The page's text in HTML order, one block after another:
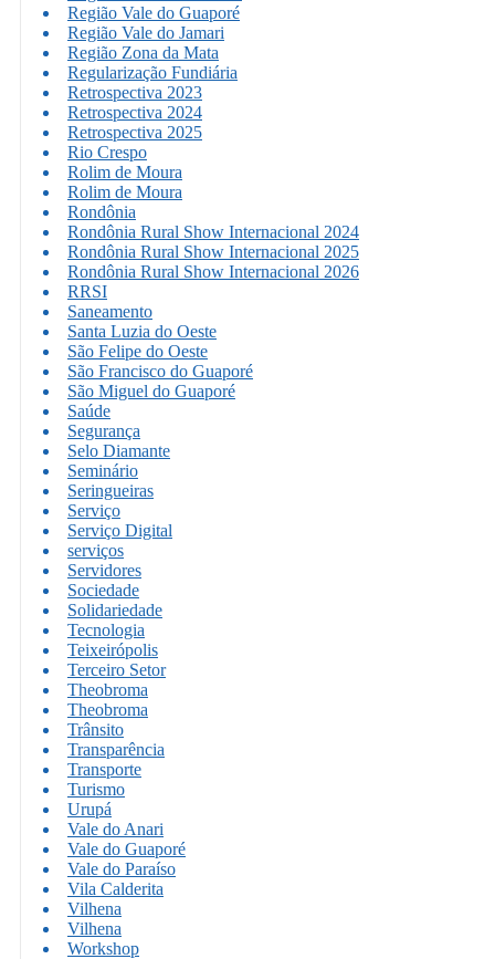
Região Vale do Guaporé
Região Vale do Jamari
Região Zona da Mata
Regularização Fundiária
Retrospectiva 2023
Retrospectiva 2024
Retrospectiva 2025
Rio Crespo
Rolim de Moura
Rolim de Moura
Rondônia
Rondônia Rural Show Internacional 2024
Rondônia Rural Show Internacional 2025
Rondônia Rural Show Internacional 2026
RRSI
Saneamento
Santa Luzia do Oeste
São Felipe do Oeste
São Francisco do Guaporé
São Miguel do Guaporé
Saúde
Segurança
Selo Diamante
Seminário
Seringueiras
Serviço
Serviço Digital
serviços
Servidores
Sociedade
Solidariedade
Tecnologia
Teixeirópolis
Terceiro Setor
Theobroma
Theobroma
Trânsito
Transparência
Transporte
Turismo
Urupá
Vale do Anari
Vale do Guaporé
Vale do Paraíso
Vila Calderita
Vilhena
Vilhena
Workshop